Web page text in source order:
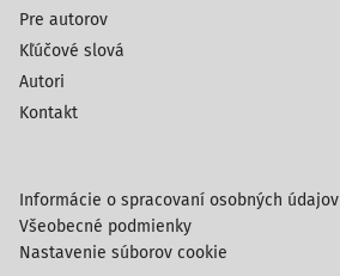
Pre autorov
Kľúčové slová
Autori
Kontakt
Informácie o spracovaní osobných údajov
Všeobecné podmienky
Nastavenie súborov cookie